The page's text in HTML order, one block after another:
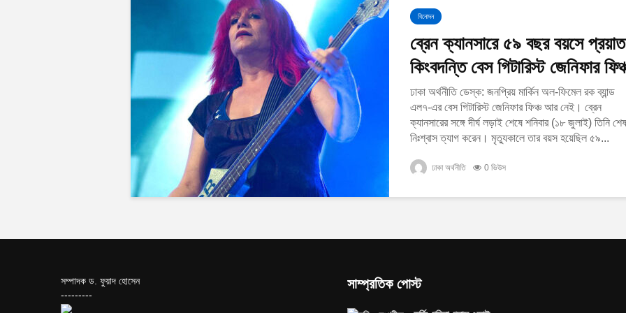
বিনোদন
ব্রেন ক্যানসারে ৫৯ বছর বয়সে প্রয়াত
কিংবদন্তি বেস গিটারিস্ট জেনিফার
ঢাকা অর্থনীতি ডেস্ক: জনপ্রিয় মার্কিন অল-ফিমেল রক ব্যান্ড
এল৭-এর বেস গিটারিস্ট জেনিফার ফিঞ্চ আর নেই। ব্রেন
ক্যানসারের সঙ্গে দীর্ঘ লড়াই শেষে শনিবার (১৮ জুলাই) তিনি শেষ
নিঃশ্বাস ত্যাগ করেন। মৃত্যুকালে তার বয়স হয়েছিল ৫৯...
ঢাকা অর্থনীতি 0 ভিউস
সম্পাদক ড. ফুয়াদ হোসেন
---------
সাম্প্রতিক পোস্ট